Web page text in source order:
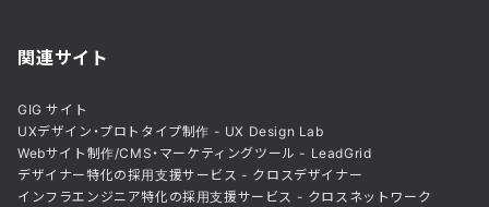
関連サイト
GIG サイト
UXデザイン・プロトタイプ制作 - UX Design Lab
Webサイト制作/CMS・マーケティングツール - LeadGrid
デザイナー特化の採用支援サービス - クロスデザイナー
インフラエンジニア特化の採用支援サービス - クロスネットワーク